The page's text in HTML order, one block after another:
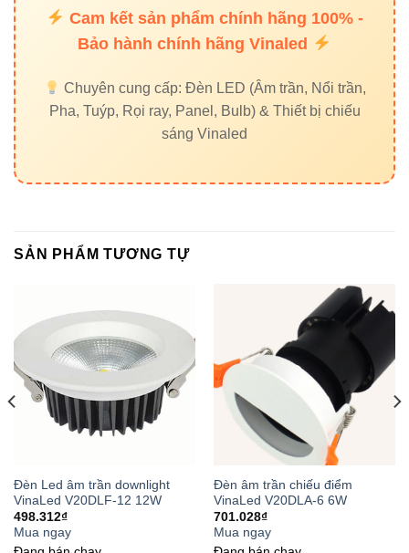
Cam kết sản phẩm chính hãng 100% -
Bảo hành chính hãng Vinaled
Chuyên cung cấp: Đèn LED (Âm trần, Nổi trần,
Pha, Tuýp, Rọi ray, Panel, Bulb) & Thiết bị chiếu
sáng Vinaled
SẢN PHẨM TƯƠNG TỰ
Đèn Led âm trần downlight
VinaLed V20DLF-12 12W
498.312₫
Mua ngay
Đèn âm trần chiếu điểm
VinaLed V20DLA-6 6W
701.028₫
Mua ngay